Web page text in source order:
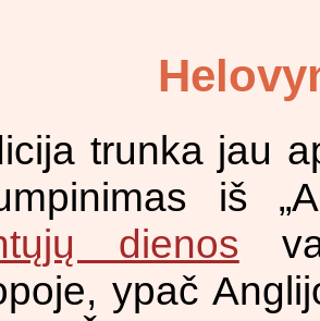
trunka jau
iš
dienos
ypač